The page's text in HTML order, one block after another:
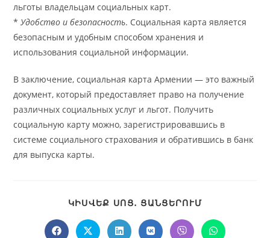
льготы владельцам социальных карт.
*Удобство и безопасность. Социальная карта является
безопасным и удобным способом хранения и
использования социальной информации.
В заключение, социальная карта Армении — это важный
документ, который предоставляет право на получение
различных социальных услуг и льгот. Получить
социальную карту можно, зарегистрировавшись в
системе социального страхования и обратившись в банк
для выпуска карты.
ԿԻՍՎԵՔ ՍՈՑ․ ՑԱՆՑԵՐՈՒՄ